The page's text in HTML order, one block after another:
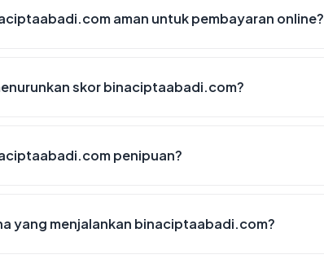
aman untuk pembayaran online?
skor binaciptaabadi.com?
penipuan?
yang menjalankan binaciptaabadi.com?